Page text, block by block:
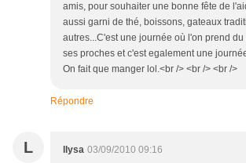
amis, pour souhaiter une bonne fête de
aussi garni de thé, boissons, gateaux
autres...C'est une journée où l'on prend
ses proches et c'est egalement une
On fait que manger lol.<br /> <br /> <br />
Répondre
L llysa 03/09/2010 09:16